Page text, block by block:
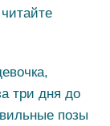
три дня до
позы